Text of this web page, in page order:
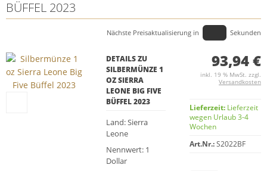
BÜFFEL 2023
Nächste Preisaktualisierung in Sekunden
DETAILS ZU
SILBERMÜNZE 1
OZ SIERRA
LEONE BIG FIVE
BÜFFEL 2023
Land: Sierra
Leone
Nennwert: 1
Dollar
93,94 €
inkl. 19 % MwSt. zzgl.
Versandkosten
Lieferzeit: Lieferzeit
wegen Urlaub 3-4
Wochen
Art.Nr.:S2022BF